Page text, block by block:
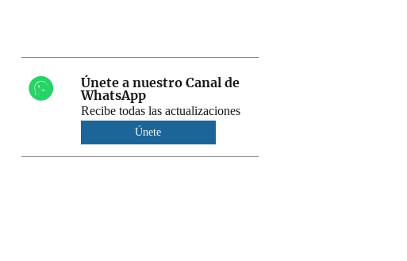
Únete a nuestro Canal de
WhatsApp
Recibe todas las actualizaciones
Únete